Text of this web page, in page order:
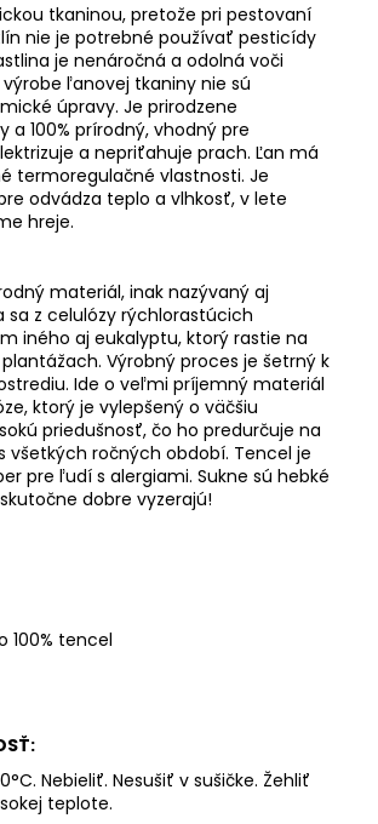
tkaninou, pretože pri pestovaní
nie je potrebné používať pesticídy
je nenáročná a odolná voči
ľanovej tkaniny nie sú
úpravy. Je prirodzene
a 100% prírodný, vhodný pre
a nepriťahuje prach. Ľan má
termoregulačné vlastnosti. Je
odvádza teplo a vlhkosť, v lete
hreje.
materiál, inak nazývaný aj
sa z celulózy rýchlorastúcich
iného aj eukalyptu, ktorý rastie na
Výrobný proces je šetrný k
Ide o veľmi príjemný materiál
ktorý je vylepšený o väčšiu
priedušnosť, čo ho predurčuje na
všetkých ročných období. Tencel je
pre ľudí s alergiami. Sukne sú hebké
dobre vyzerajú!
100% tencel
Nebieliť. Nesušiť v sušičke. Žehliť
teplote.